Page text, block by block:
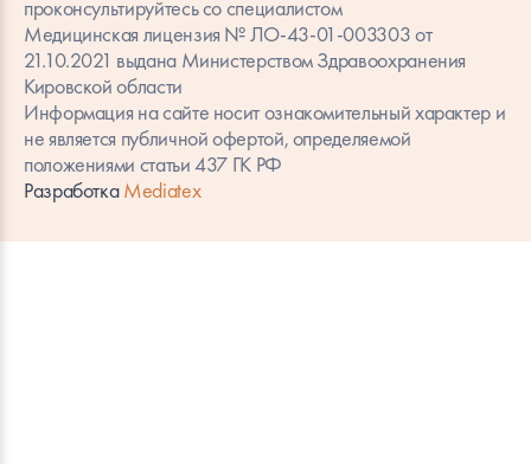
проконсультируйтесь со специалистом
Медицинская лицензия № ЛО-43-01-003303 от
21.10.2021 выдана Министерством Здравоохранения
Кировской области
Информация на сайте носит ознакомительный характер и
не является публичной офертой, определяемой
положениями статьи 437 ГК РФ
РазработкаMediatex